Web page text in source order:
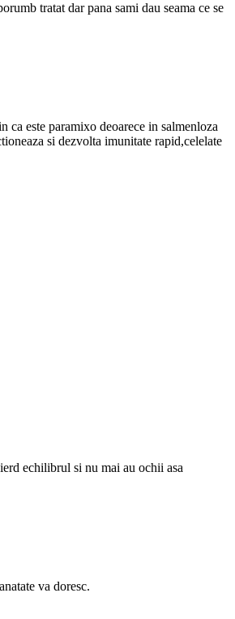
tratat dar pana sami dau seama ce se
ca este paramixo deoarece in salmenloza
si dezvolta imunitate rapid,celelate
echilibrul si nu mai au ochii asa
va doresc.